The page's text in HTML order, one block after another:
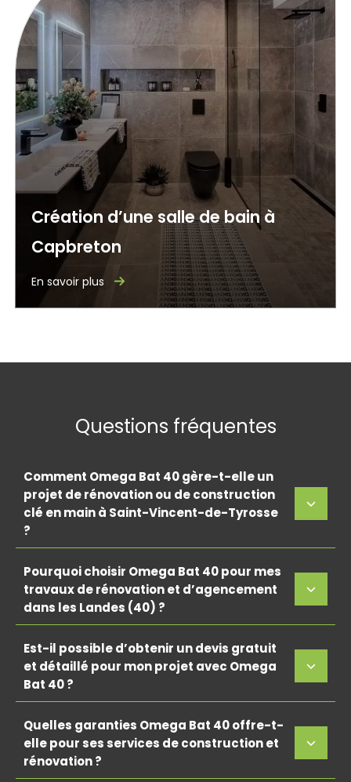
Création d’une salle de bain à
Capbreton
En savoir plus
Questions fréquentes
Comment Omega Bat 40 gère-t-elle un
projet de rénovation ou de construction
clé en main à Saint-Vincent-de-Tyrosse
?
Pourquoi choisir Omega Bat 40 pour mes
travaux de rénovation et d’agencement
dans les Landes (40) ?
Est-il possible d’obtenir un devis gratuit
et détaillé pour mon projet avec Omega
Bat 40 ?
Quelles garanties Omega Bat 40 offre-t-
elle pour ses services de construction et
rénovation ?